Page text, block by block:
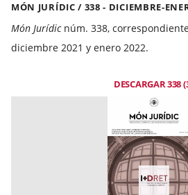
MÓN JURÍDIC / 338 - DICIEMBRE-
Món Jurídicnúm. 338,
diciembre 2021 y enero 2022.
DESCARGAR 338